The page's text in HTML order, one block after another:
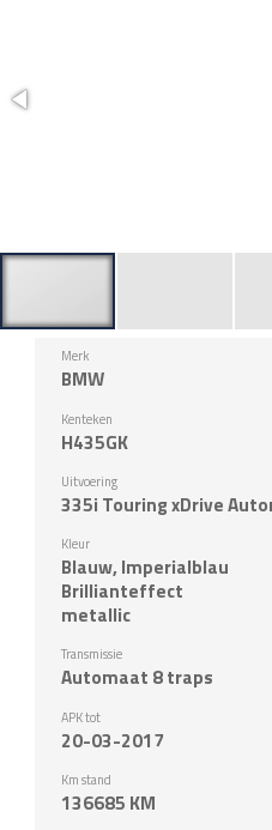
Merk
BMW
Kenteken
H435GK
Uitvoering
335i Touring xDrive
Kleur
Blauw, Imperialblau
Brillianteffect
metallic
Transmissie
Automaat 8 traps
APK tot
20-03-2017
Km stand
136685 KM